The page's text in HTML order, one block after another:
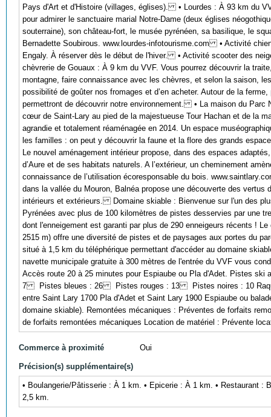
Pays d'Art et d'Histoire (villages, églises). • Lourdes : À 93 km du
pour admirer le sanctuaire marial Notre-Dame (deux églises
souterraine), son château-fort, le musée pyrénéen, sa basilique, le
Bernadette Soubirous. www.lourdes-infotourisme.com • Activité
Engaly. À réserver dès le début de l'hiver. • Activité scooter des
chèvrerie de Gouaux : À 9 km du VVF. Vous pourrez découvrir la
montagne, faire connaissance avec les chèvres, et selon la saison,
possibilité de goûter nos fromages et d’en acheter. Autour de la
permettront de découvrir notre environnement. • La maison du Parc
cœur de Saint-Lary au pied de la majestueuse Tour Hachan et de la
agrandie et totalement réaménagée en 2014. Un espace
les familles : on peut y découvrir la faune et la flore des grands
Le nouvel aménagement intérieur propose, dans des espaces
d’Aure et de ses habitats naturels. A l’extérieur, un cheminement
connaissance de l’utilisation écoresponsable du bois.
dans la vallée du Mouron, Balnéa propose une découverte des vertus
intérieurs et extérieurs. Domaine skiable : Bienvenue sur l'un des
Pyrénées avec plus de 100 kilomètres de pistes desservies par une
dont l'enneigement est garanti par plus de 290 enneigeurs récents !
2515 m) offre une diversité de pistes et de paysages aux portes du
situé à 1,5 km du téléphérique permettant d'accéder au domaine
navette municipale gratuite à 300 mètres de l'entrée du VVF vous
Accès route 20 à 25 minutes pour Espiaube ou Pla d'Adet. Pistes
7 Pistes bleues : 26 Pistes rouges : 13 Pistes noires : 10
entre Saint Lary 1700 Pla d'Adet et Saint Lary 1900 Espiaube ou
domaine skiable). Remontées mécaniques : Préventes de forfaits
de forfaits remontées mécaniques Location de matériel : Prévente
Commerce à proximité Oui
Précision(s) supplémentaire(s)
• Boulangerie/Pâtisserie : À 1 km. • Epicerie : À 1 km. • Restaurant :
2,5 km.